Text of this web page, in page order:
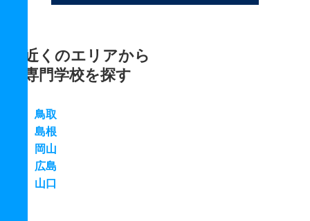
近くのエリアから
専門学校を探す
鳥取
島根
岡山
広島
山口